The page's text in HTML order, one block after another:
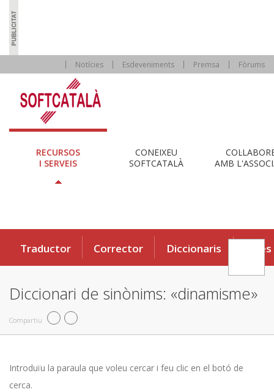
Notícies Esdeveniments Premsa Fòrums
RECURSOS
I SERVEIS
CONEIXEU
SOFTCATALÀ
AMB
Traductor Corrector Diccionaris Eines
Diccionari de sinònims: «dinamisme»
Compartiu
Introduïu la paraula que voleu cercar i feu clic en el botó de
cerca.